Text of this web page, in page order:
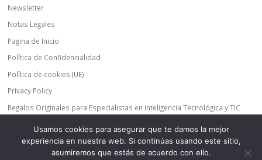
Newsletter
Notas Legales
Pagina de Inicio
Política de Confidencialidad
Política de cookies (UE)
Privacy Policy
Regalos Originales para Especialistas en Inteligencia Tecnológica y TIC
Regalos Originales para Expertos en Inteligencia Tecnológica y TIC
Shop
Usamos cookies para asegurar que te damos la mejor
experiencia en nuestra web. Si continúas usando este sitio,
asumiremos que estás de acuerdo con ello.